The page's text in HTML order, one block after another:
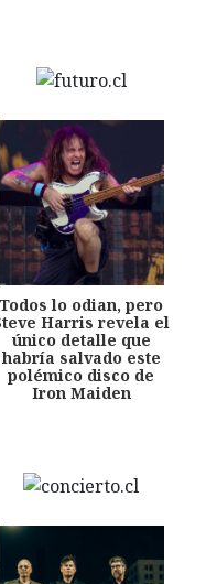
Todos lo odian, pero
Harris revela el
único detalle que
habría salvado este
polémico disco de
Iron Maiden